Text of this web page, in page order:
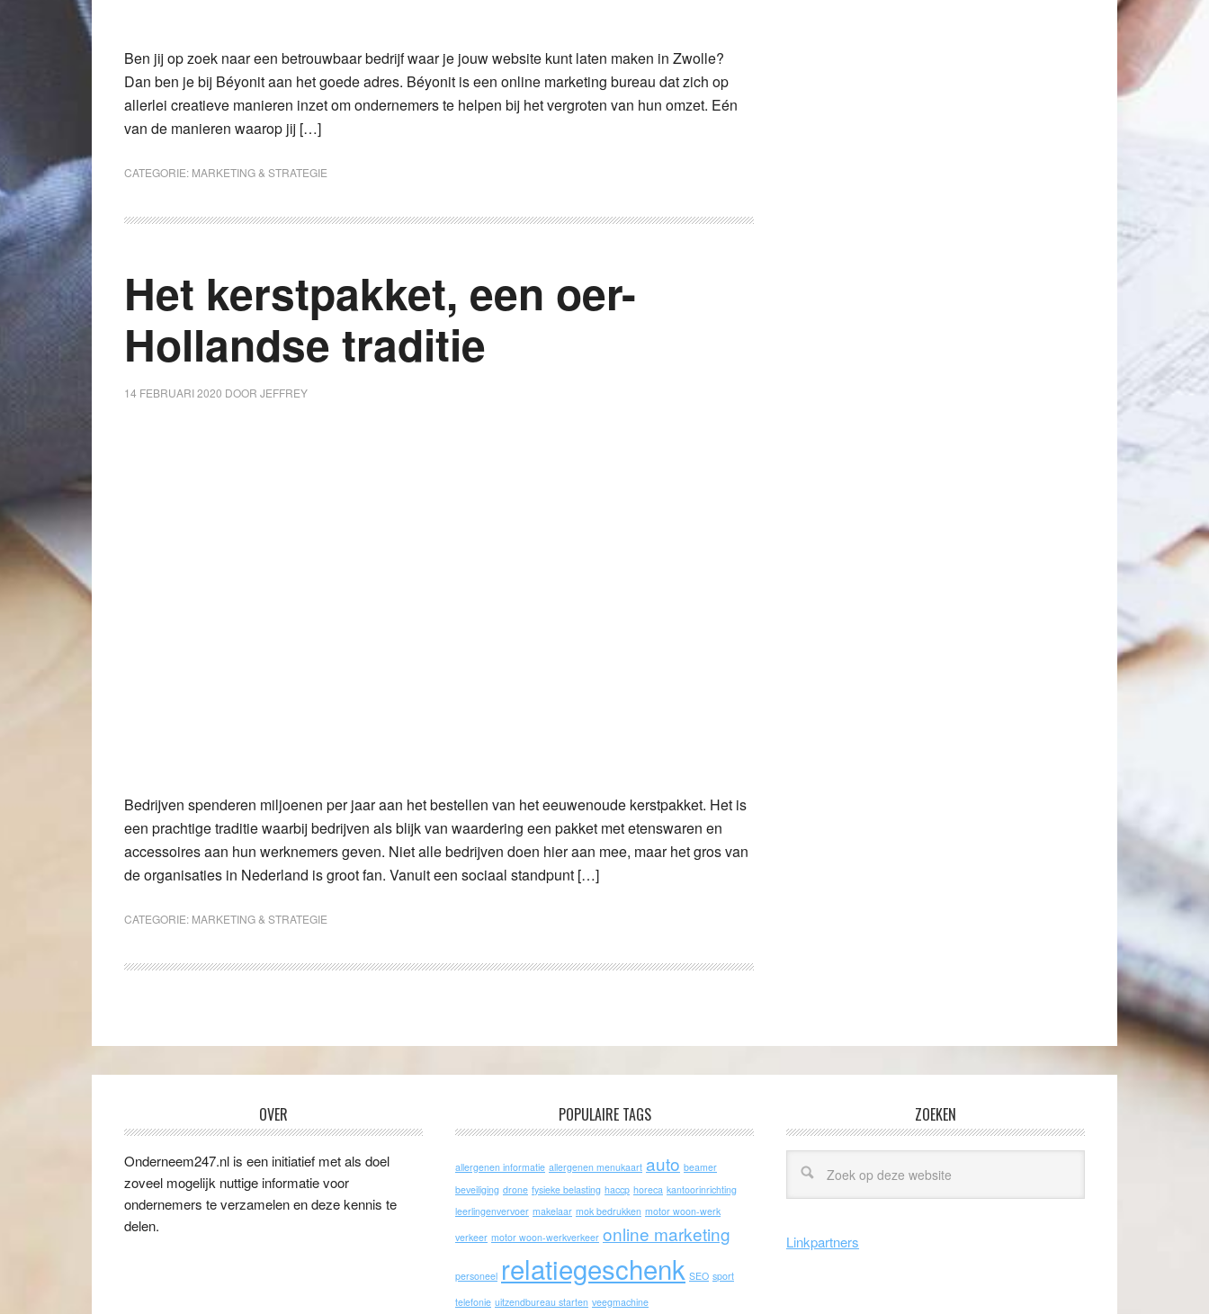
Ben jij op zoek naar een betrouwbaar bedrijf waar je jouw website kunt laten maken in Zwolle?
Dan ben je bij Béyonit aan het goede adres. Béyonit is een online marketing bureau dat zich op
allerlei creatieve manieren inzet om ondernemers te helpen bij het vergroten van hun omzet. Eén
van de manieren waarop jij […]
CATEGORIE: MARKETING & STRATEGIE
Het kerstpakket, een oer-
Hollandse traditie
14 FEBRUARI 2020 DOOR JEFFREY
Bedrijven spenderen miljoenen per jaar aan het bestellen van het eeuwenoude kerstpakket. Het is
een prachtige traditie waarbij bedrijven als blijk van waardering een pakket met etenswaren en
accessoires aan hun werknemers geven. Niet alle bedrijven doen hier aan mee, maar het gros van
de organisaties in Nederland is groot fan. Vanuit een sociaal standpunt […]
CATEGORIE: MARKETING & STRATEGIE
OVER
Onderneem247.nl is een initiatief met als doel
zoveel mogelijk nuttige informatie voor
ondernemers te verzamelen en deze kennis te
delen.
POPULAIRE TAGS
allergenen informatie allergenen menukaart auto beamer
beveiliging drone fysieke belasting haccp horeca kantoorinrichting
leerlingenvervoer makelaar mok bedrukken motor woon-werk
verkeer motor woon-werkverkeer online marketing
personeel relatiegeschenk SEO sport
telefonie uitzendbureau starten veegmachine
ZOEKEN
Linkpartners